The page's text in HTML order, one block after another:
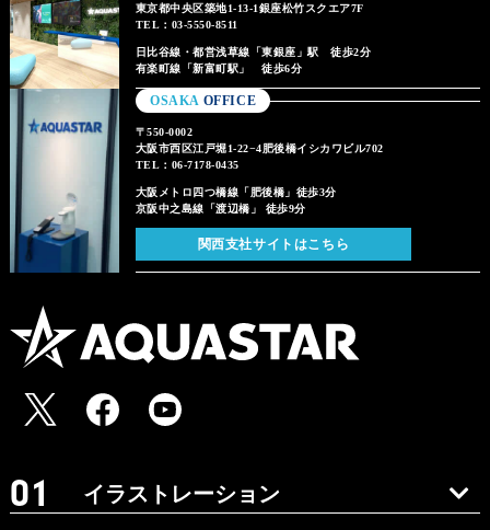
東京都中央区築地1-13-1銀座松竹スクエア7F
TEL：03-5550-8511
日比谷線・都営浅草線「東銀座」駅 徒歩2分
有楽町線「新富町駅」 徒歩6分
OSAKA OFFICE
〒550-0002
大阪市西区江戸堀1-22−4肥後橋イシカワビル702
TEL：06-7178-0435
大阪メトロ四つ橋線「肥後橋」徒歩3分
京阪中之島線「渡辺橋」 徒歩9分
関西支社サイトはこちら
イラストレーション